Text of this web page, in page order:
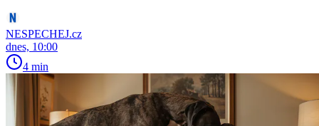
NESPECHEJ.cz
dnes, 10:00
4 min